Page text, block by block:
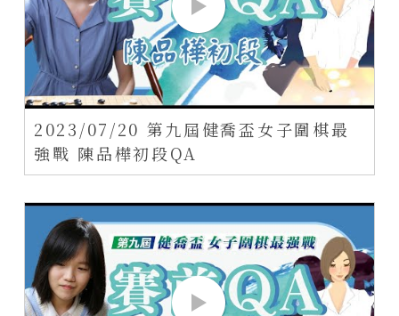
2023/07/20 第九屆健喬盃女子圍棋最
強戰 陳品樺初段QA